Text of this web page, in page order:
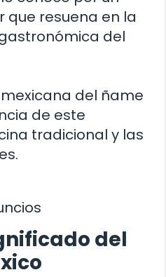
resuena en la
del
del ñame
de este
tradicional y las
del